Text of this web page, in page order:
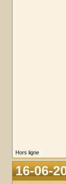
Hors ligne
16-06-